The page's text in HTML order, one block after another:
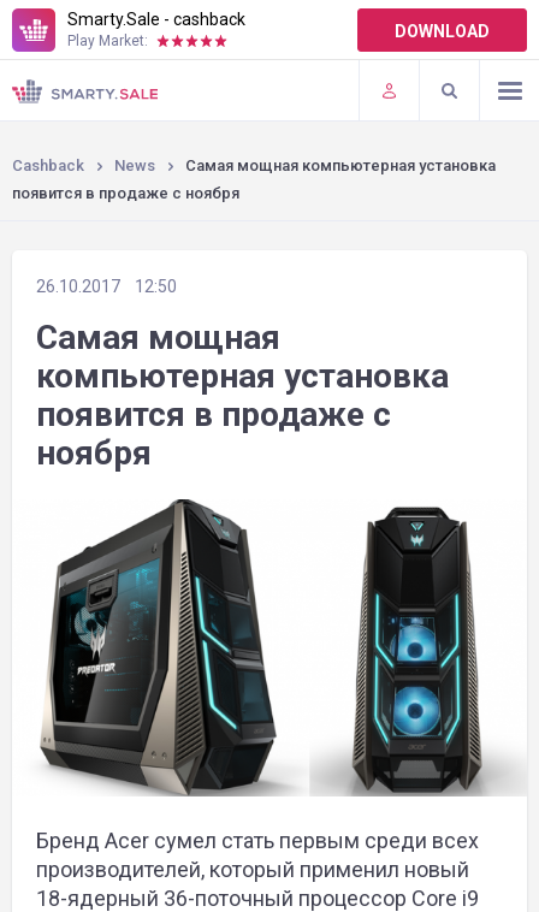
Smarty.Sale - cashback
Play Market: DOWNLOAD
TERMS OF USE
PLUGINS
Cashback News
Самая мощная компьютерная установка
появится в продаже с ноября
26.10.2017 12:50
Самая мощная
компьютерная установка
появится в продаже с
ноября
Бренд Acer сумел стать первым среди всех
производителей, который применил новый
18-ядерный 36-поточный процессор Core i9